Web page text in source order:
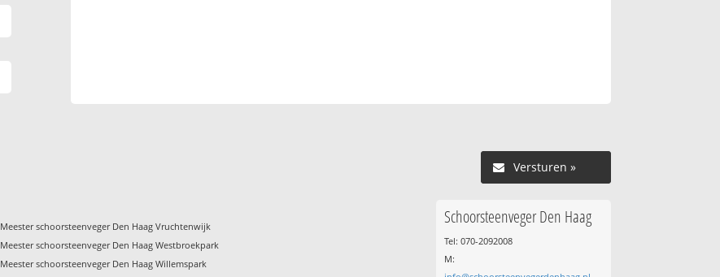
Versturen »
Meester schoorsteenveger Den Haag Vruchtenwijk
Meester schoorsteenveger Den Haag Westbroekpark
Meester schoorsteenveger Den Haag Willemspark
Schoorsteenveger Den Haag
Tel: 070-2092008
M: